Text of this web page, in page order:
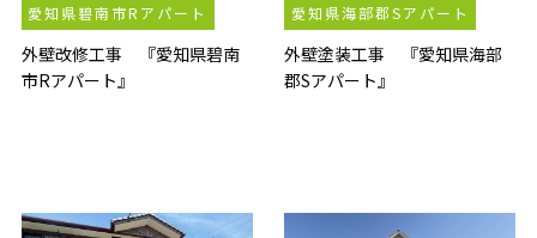
愛知県碧南市Rアパート
外壁改修工事 『愛知県碧南
市Rアパート』
愛知県海部郡Sアパート
外壁塗装工事 『愛知県海部
郡Sアパート』